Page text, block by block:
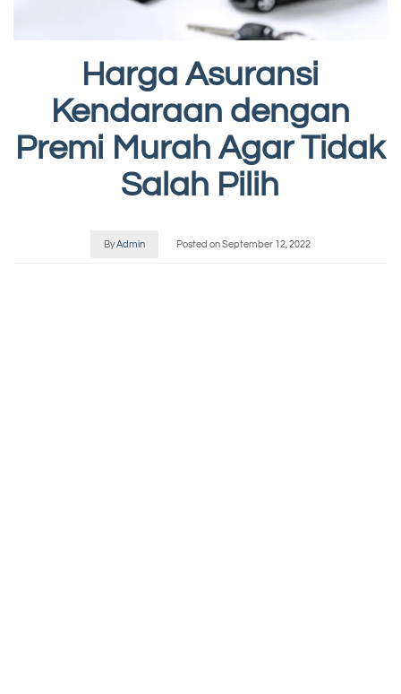
Harga Asuransi
Kendaraan dengan
Premi Murah Agar Tidak
Salah Pilih
ByAdmin Posted onSeptember 12, 2022